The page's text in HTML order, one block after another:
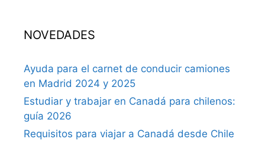
NOVEDADES
Ayuda para el carnet de conducir camiones
en Madrid 2024 y 2025
Estudiar y trabajar en Canadá para chilenos:
guía 2026
Requisitos para viajar a Canadá desde Chile